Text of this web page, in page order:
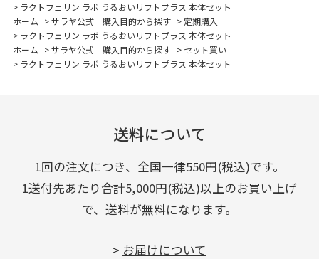
> ラクトフェリン ラボ うるおいリフトプラス 本体セット
ホーム >サラヤ公式 購入目的から探す > 定期購入
> ラクトフェリン ラボ うるおいリフトプラス 本体セット
ホーム >サラヤ公式 購入目的から探す > セット買い
> ラクトフェリン ラボ うるおいリフトプラス 本体セット
送料について
1回の注文につき、全国一律550円(税込)です。
1送付先あたり合計5,000円(税込)以上のお買い上げ
で、送料が無料になります。
> お届けについて